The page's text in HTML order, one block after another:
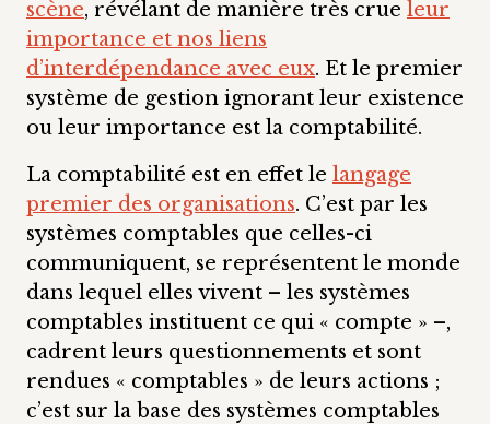
scène, révélant de manière très crue leur
importance et nos liens
d’interdépendance avec eux. Et le premier
système de gestion ignorant leur existence
ou leur importance est la comptabilité.
La comptabilité est en effet le langage
premier des organisations. C’est par les
systèmes comptables que celles-ci
communiquent, se représentent le monde
dans lequel elles vivent – les systèmes
comptables instituent ce qui « compte » –,
cadrent leurs questionnements et sont
rendues « comptables » de leurs actions ;
c’est sur la base des systèmes comptables